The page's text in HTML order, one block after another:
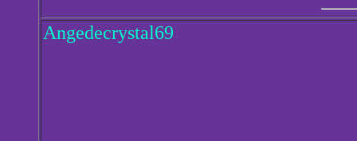
Angedecrystal69